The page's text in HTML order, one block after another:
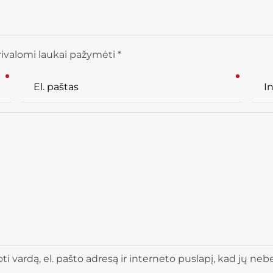
laukai pažymėti *
vardą, el. pašto adresą ir interneto puslapį, kad jų